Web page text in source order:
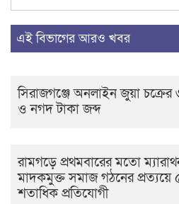
এই বিভাগের আরও খবর
সিরাজগঞ্জে অনলাইন জুয়া চক্রের
ও নগদ টাকা জব্দ
রামগড়ে প্রথমবারের মতো
মাদকমুক্ত সমাজ গঠনের প্রত্যয়ে
শতাধিক প্রতিযোগী